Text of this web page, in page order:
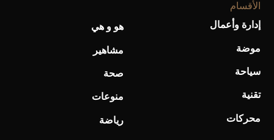
الأقسام
إدارة وأعمال
موضة
سياحة
تقنية
محركات
هو و هي
مشاهير
صحة
منوعات
رياضة